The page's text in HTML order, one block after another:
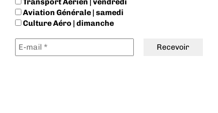
Transport Aérien | vendredi
Aviation Générale | samedi
Culture Aéro | dimanche